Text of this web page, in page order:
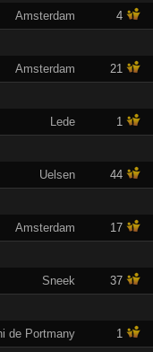
Amsterdam 4
Amsterdam 21
Lede 1
Uelsen 44
Amsterdam 17
Sneek 37
de Portmany 1